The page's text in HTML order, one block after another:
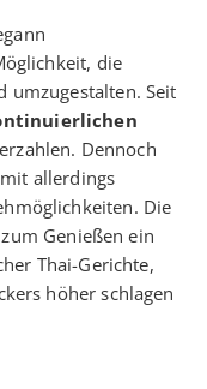
die
umzugestalten. Seit
Dennoch
allerdings
Die
Genießen ein
Thai-Gerichte,
höher schlagen